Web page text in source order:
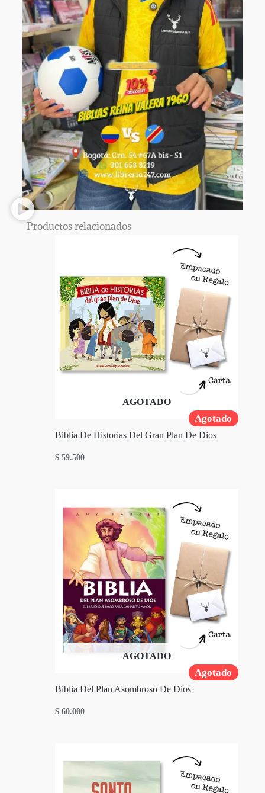
Productos relacionados
Agotado
AGOTADO
Biblia De Historias Del Gran Plan De Dios
$ 59.500
Agotado
AGOTADO
Biblia Del Plan Asombroso De Dios
$ 60.000